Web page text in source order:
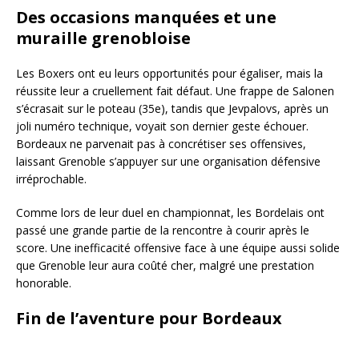
Des occasions manquées et une
muraille grenobloise
Les Boxers ont eu leurs opportunités pour égaliser, mais la
réussite leur a cruellement fait défaut. Une frappe de Salonen
s’écrasait sur le poteau (35e), tandis que Jevpalovs, après un
joli numéro technique, voyait son dernier geste échouer.
Bordeaux ne parvenait pas à concrétiser ses offensives,
laissant Grenoble s’appuyer sur une organisation défensive
irréprochable.
Comme lors de leur duel en championnat, les Bordelais ont
passé une grande partie de la rencontre à courir après le
score. Une inefficacité offensive face à une équipe aussi solide
que Grenoble leur aura coûté cher, malgré une prestation
honorable.
Fin de l’aventure pour Bordeaux